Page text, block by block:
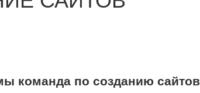
команда по созданию сайтов